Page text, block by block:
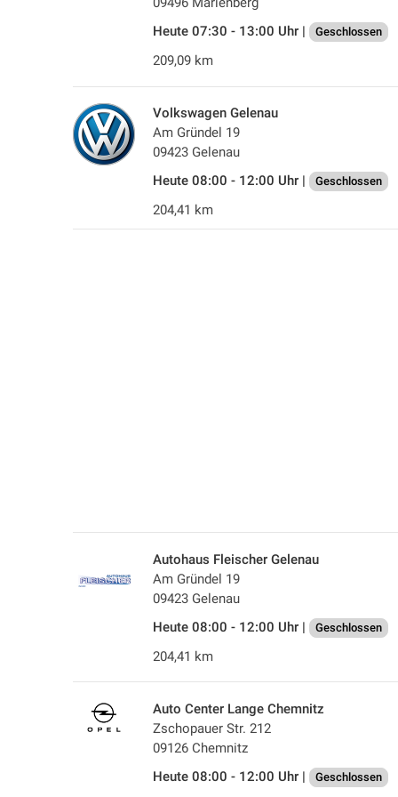
Heute 07:30 - 13:00 Uhr |
Geschlossen
209,09 km
Volkswagen Gelenau
Am Gründel 19
09423 Gelenau
Heute 08:00 - 12:00 Uhr |
Geschlossen
204,41 km
Autohaus Fleischer Gelenau
Am Gründel 19
09423 Gelenau
Heute 08:00 - 12:00 Uhr |
Geschlossen
204,41 km
Auto Center Lange Chemnitz
Zschopauer Str. 212
09126 Chemnitz
Heute 08:00 - 12:00 Uhr |
Geschlossen